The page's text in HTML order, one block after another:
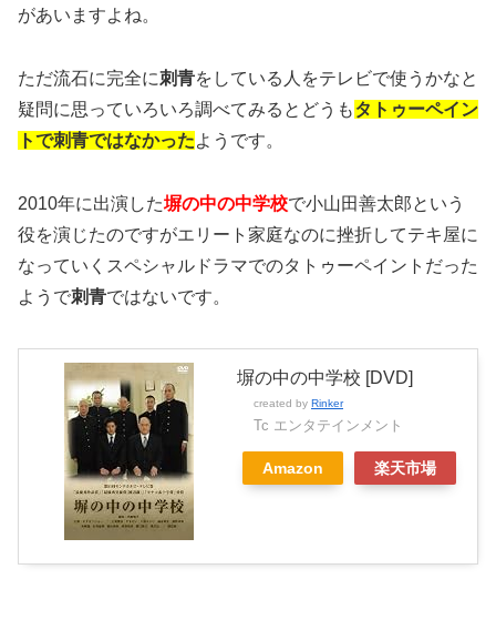
があいますよね。
ただ流石に完全に刺青をしている人をテレビで使うかなと
疑問に思っていろいろ調べてみるとどうもタトゥーペイン
トで刺青ではなかったようです。
2010年に出演した塀の中の中学校で小山田善太郎という
役を演じたのですがエリート家庭なのに挫折してテキ屋に
なっていくスペシャルドラマでのタトゥーペイントだった
ようで刺青ではないです。
塀の中の中学校 [DVD]
created by Rinker
Tc エンタテインメント
Amazon 楽天市場